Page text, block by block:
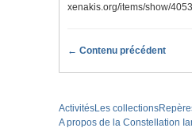
xenakis.org/items/show/4053
← Contenu précédent
ActivitésLes collections
A propos de la Constellation